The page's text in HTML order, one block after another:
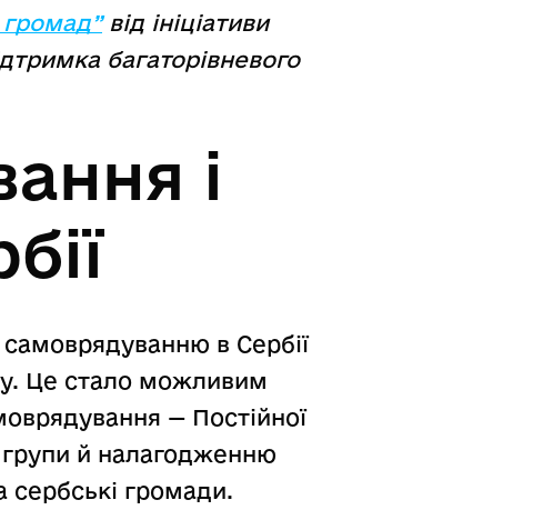
громад”від ініціативи
багаторівневого
і
в Сербії
Це стало можливим
— Постійної
групи й налагодженню
сербські громади.